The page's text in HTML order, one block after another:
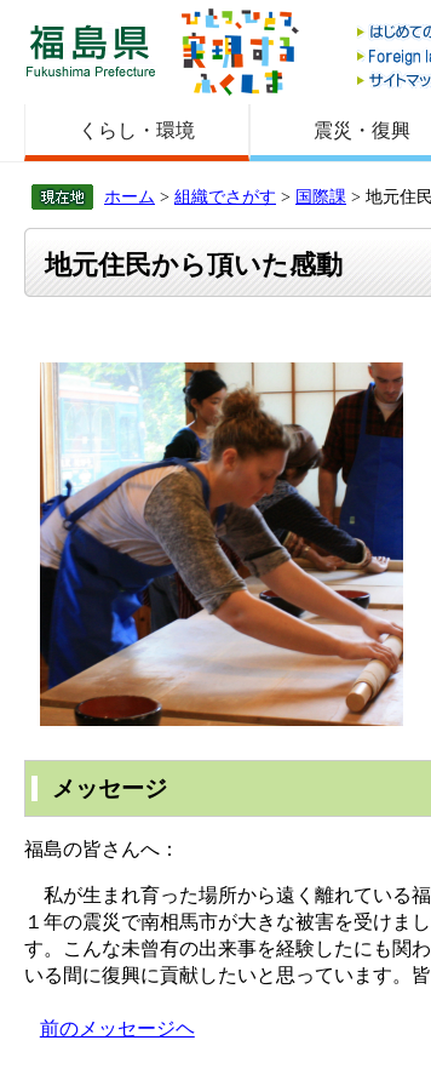
福島県
くらし・環境 震災・復興
ホーム > 組織でさがす > 国際課 > 地元住
地元住民から頂いた感動
メッセージ
福島の皆さんへ：
私が生まれ育った場所から遠く離れている
１年の震災で南相馬市が大きな被害を受けま
す。こんな未曾有の出来事を経験したにも関
いる間に復興に貢献したいと思っています。
前のメッセージヘ